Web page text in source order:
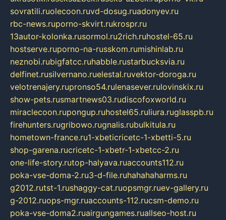
sovratili.ruolecoon.ruvd-dosug.ruadonyev.ru
rbc-news.ruporno-skvirt.rukrospr.ru
13autor-kolonka.rusormol.ru2rich.ruhostel-65.ru
hostserve.ruporno-na-russkom.rumishinlab.ru
neznobi.rubigfatcc.ruhabble.rustarbucksvia.ru
delfinet.rusilvernano.ruelestal.ruvektor-doroga.ru
velotrenajery.rupronso54.rulenasever.rulovinskix.ru
show-pets.rusmartnews03.rudiscofoxworld.ru
miraclecoon.rupongup.ruhostel65.ruliura.ruglasspb.ru
firehunters.rugribowo.rugnalis.rubulkitula.ru
hometown-france.ru1-xbeticricetc-1-xbetti-5.ru
shop-garena.rucricetc-1-xbetr-1-xbetcc-2.ru
one-life-story.rutop-halyava.ruaccounts112.ru
poka-vse-doma-2.ru3-d-file.ruhahahaharms.ru
g2012.rutst-1.rushaggy-cat.ruopsmgr.ruev-gallery.ru
g-2012.ruops-mgr.ruaccounts-112.rucsm-demo.ru
poka-vse-doma2.ruairgungames.ruallseo-host.ru